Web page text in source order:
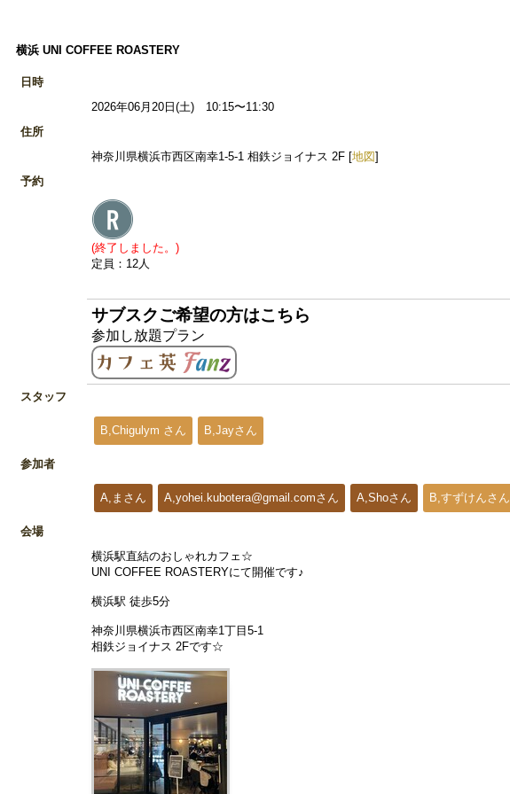
横浜 UNI COFFEE ROASTERY
日時
2026年06月20日(土) 10:15〜11:30
住所
神奈川県横浜市西区南幸1-5-1 相鉄ジョイナス 2F [地図]
予約
(終了しました。)
定員：12人
サブスクご希望の方はこちら
参加し放題プラン
スタッフ
B,Chigulym さん B,Jayさん
参加者
A,まさん A,yohei.kubotera@gmail.comさん A,Shoさん B,すずけんさん
会場
横浜駅直結のおしゃれカフェ☆
UNI COFFEE ROASTERYにて開催です♪
横浜駅 徒歩5分
神奈川県横浜市西区南幸1丁目5-1
相鉄ジョイナス 2Fです☆